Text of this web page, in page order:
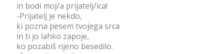
in bodi moj/a prijatelj/ica!
-Prijatelj je nekdo,
ki pozna pesem tvojega srca
in ti jo lahko zapoje,
ko pozabiš njeno besedilo.